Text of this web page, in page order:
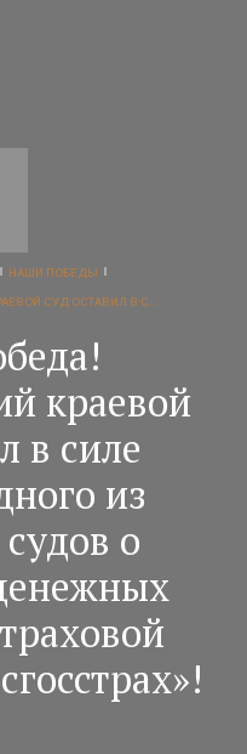
НАШИ ПОБЕДЫ
СУД ОСТАВИЛ В С...
краевой
в силе
из
о